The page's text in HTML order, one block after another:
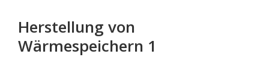
Herstellung von
Wärmespeichern 1